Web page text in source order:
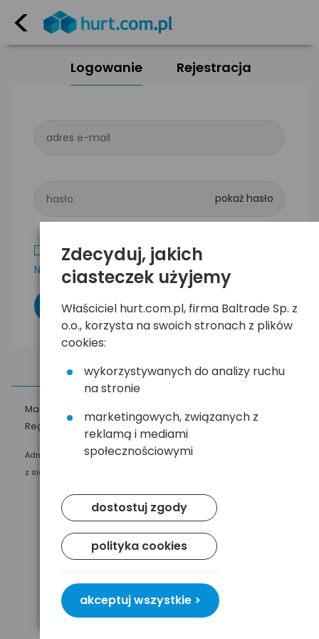
<
Logowanie Rejestracja
adres e-mail
hasło
Zapamiętaj mnie
Nie pamiętam hasła
Masz pytania?
Regulamin
Polityka prywatności
Administratorem Twoich danych osobowych jest Baltrade sp. z o.o.
z siedzibą w Gdańsku przy ul. Geodetów 24, 80-298 Gdańsk.
Zdecyduj, jakich
ciasteczek użyjemy
Właściciel hurt.com.pl, firma Baltrade Sp. z
o.o., korzysta na swoich stronach z plików
cookies:
wykorzystywanych do analizy ruchu
na stronie
marketingowych, związanych z
reklamą i mediami
społecznościowymi
dostostuj zgody
polityka cookies
akceptuj wszystkie >